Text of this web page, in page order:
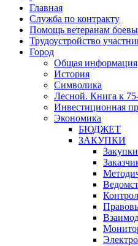
Главная
Служба по контракту
Помощь ветеранам
Трудоустройство
Город
Общая информация
История
Символика
Лесной. Книга к
Инвестиционная
Экономика
БЮДЖЕТ
ЗАКУПКИ